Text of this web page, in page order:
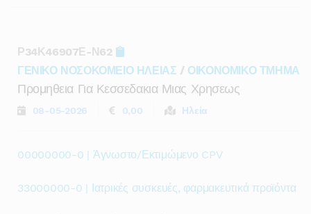
Ρ34Κ46907Ε-Ν62
ΓΕΝΙΚΟ ΝΟΣΟΚΟΜΕΙΟ ΗΛΕΙΑΣ / ΟΙΚΟΝΟΜΙΚΟ ΤΜΗΜΑ
Προμηθεια Για Κεσσεδακια Μιας Χρησεως
08-05-2026 0,00 Ηλεία
00000000-0 | Άγνωστο/Εκτιμώμενο CPV
33000000-0 | Ιατρικές συσκευές, φαρμακευτικά προϊόντα